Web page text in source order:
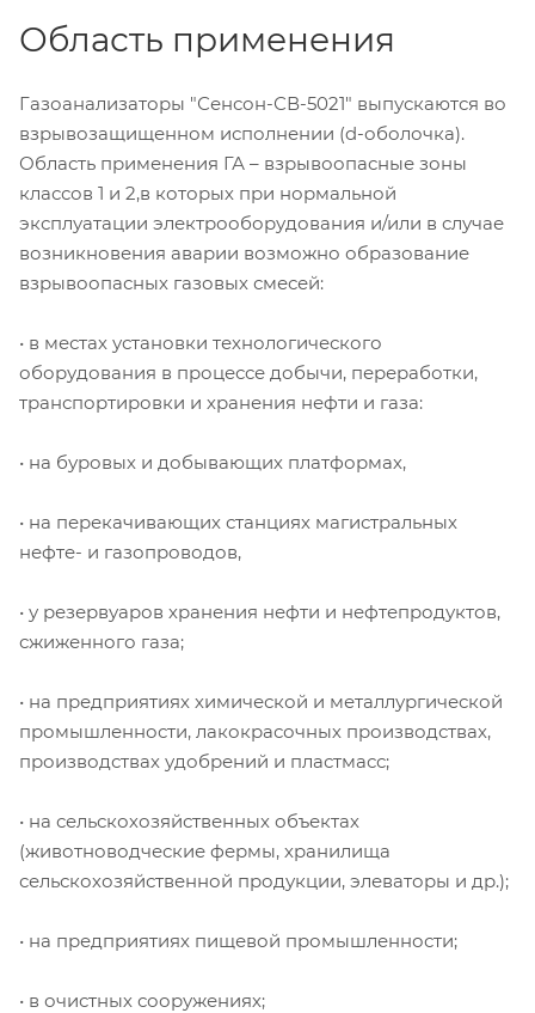
Область применения
Газоанализаторы "Сенсон-СВ-5021" выпускаются во
взрывозащищенном исполнении (d-оболочка).
Область применения ГА – взрывоопасные зоны
классов 1 и 2,в которых при нормальной
эксплуатации электрооборудования и/или в случае
возникновения аварии возможно образование
взрывоопасных газовых смесей:
• в местах установки технологического
оборудования в процессе добычи, переработки,
транспортировки и хранения нефти и газа:
• на буровых и добывающих платформах,
• на перекачивающих станциях магистральных
нефте- и газопроводов,
• у резервуаров хранения нефти и нефтепродуктов,
сжиженного газа;
• на предприятиях химической и металлургической
промышленности, лакокрасочных производствах,
производствах удобрений и пластмасс;
• на сельскохозяйственных объектах
(животноводческие фермы, хранилища
сельскохозяйственной продукции, элеваторы и др.);
• на предприятиях пищевой промышленности;
• в очистных сооружениях;